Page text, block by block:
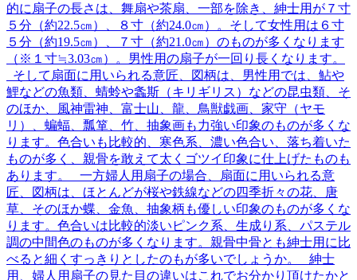
的に扇子の長さは、舞扇や茶扇、一部を除き、紳士用が７寸
５分（約22.5㎝）、８寸（約24.0㎝）。そして女性用は６寸
５分（約19.5㎝）、７寸（約21.0㎝）のものが多くなります
（※１寸≒3.03㎝）。男性用の扇子が一回り長くなります。
そして扇面に用いられる意匠、図柄は、男性用では、鮎や
鯉などの魚類、蜻蛉や螽斯（キリギリス）などの昆虫類、そ
のほか、風神雷神、富士山、龍、鳥獣戯画、家守（ヤモ
リ）、蝙蝠、瓢箪、竹、抽象画も力強い印象のものが多くな
ります。色合いも比較的、寒色系、濃い色合い、落ち着いた
ものが多く、親骨を敢えて太くゴツイ印象に仕上げたものも
あります。 一方婦人用扇子の場合、扇面に用いられる意
匠、図柄は、ほとんどが桜や鉄線などの四季折々の花、唐
草、そのほか蝶、金魚、抽象柄も優しい印象のものが多くな
ります。色合いは比較的淡いピンク系、生成り系、パステル
調の中間色のものが多くなります。親骨中骨とも紳士用に比
べると細くすっきりとしたのもが多いでしょうか。 紳士
用、婦人用扇子の見た目の違いはこれでお分かり頂けたかと